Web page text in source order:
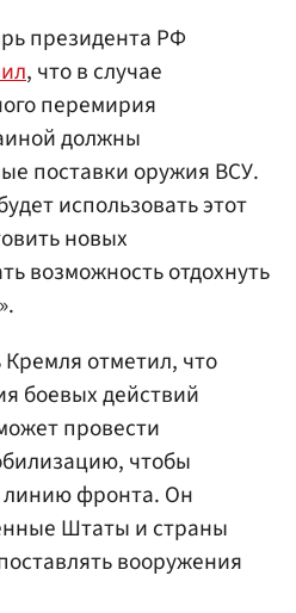
президента РФ
, что в случае
перемирия
должны
поставки оружия ВСУ.
использовать этот
новых
возможность отдохнуть
отметил, что
боевых действий
провести
чтобы
линию фронта. Он
Штаты и страны
вооружения